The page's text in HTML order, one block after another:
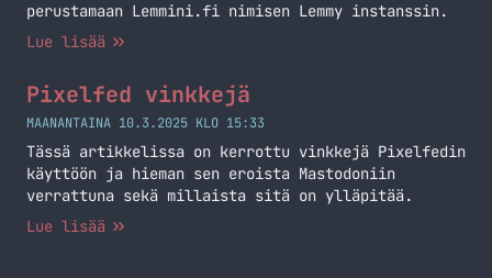
perustamaan Lemmini.fi nimisen Lemmy instanssin.
Lue lisää
Pixelfed vinkkejä
MAANANTAINA 10.3.2025 KLO 15:33
Tässä artikkelissa on kerrottu vinkkejä Pixelfedin
käyttöön ja hieman sen eroista Mastodoniin
verrattuna sekä millaista sitä on ylläpitää.
Lue lisää